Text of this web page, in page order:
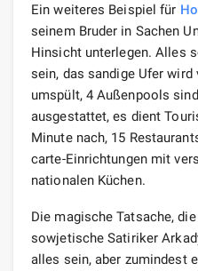
Ein weiteres Beispiel für
seinem Bruder in Sachen
Hinsicht unterlegen. Alles
sein, das sandige Ufer
umspült, 4 Außenpools
ausgestattet, es dient
Minute nach, 15
carte-Einrichtungen mit
nationalen Küchen.
Die magische Tatsache,
sowjetische Satiriker
alles sein, aber zumindest